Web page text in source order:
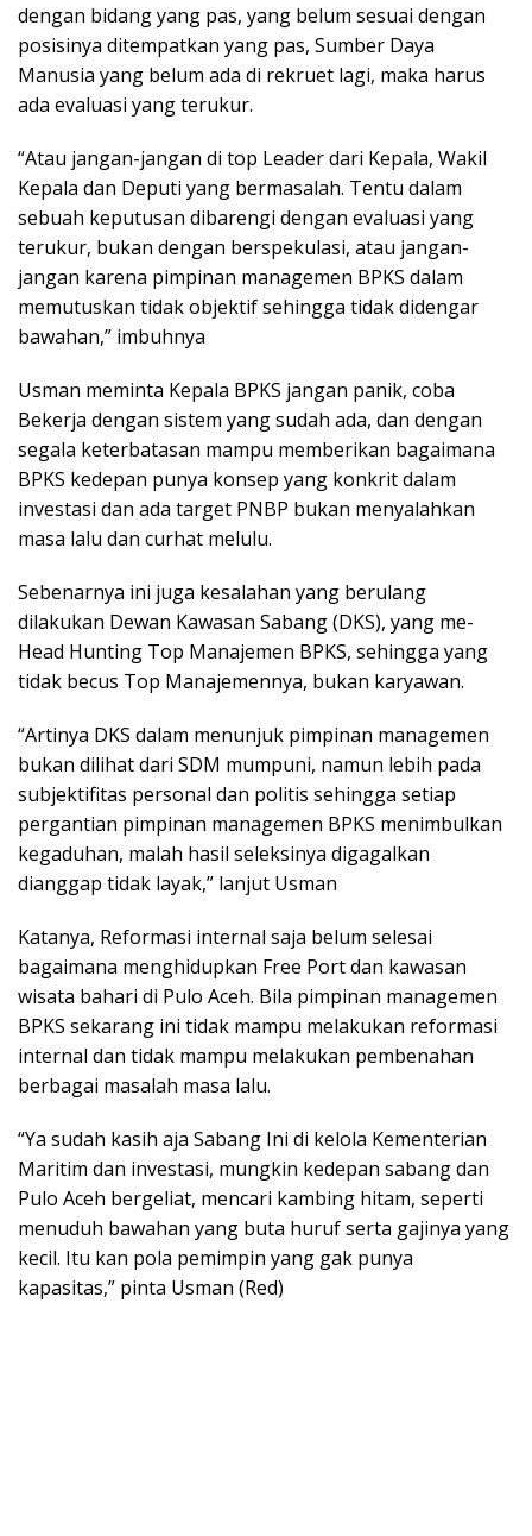
dengan bidang yang pas, yang belum sesuai dengan
posisinya ditempatkan yang pas, Sumber Daya
Manusia yang belum ada di rekruet lagi, maka harus
ada evaluasi yang terukur.
“Atau jangan-jangan di top Leader dari Kepala, Wakil
Kepala dan Deputi yang bermasalah. Tentu dalam
sebuah keputusan dibarengi dengan evaluasi yang
terukur, bukan dengan berspekulasi, atau jangan-
jangan karena pimpinan managemen BPKS dalam
memutuskan tidak objektif sehingga tidak didengar
bawahan,” imbuhnya
Usman meminta Kepala BPKS jangan panik, coba
Bekerja dengan sistem yang sudah ada, dan dengan
segala keterbatasan mampu memberikan bagaimana
BPKS kedepan punya konsep yang konkrit dalam
investasi dan ada target PNBP bukan menyalahkan
masa lalu dan curhat melulu.
Sebenarnya ini juga kesalahan yang berulang
dilakukan Dewan Kawasan Sabang (DKS), yang me-
Head Hunting Top Manajemen BPKS, sehingga yang
tidak becus Top Manajemennya, bukan karyawan.
“Artinya DKS dalam menunjuk pimpinan managemen
bukan dilihat dari SDM mumpuni, namun lebih pada
subjektifitas personal dan politis sehingga setiap
pergantian pimpinan managemen BPKS menimbulkan
kegaduhan, malah hasil seleksinya digagalkan
dianggap tidak layak,” lanjut Usman
Katanya, Reformasi internal saja belum selesai
bagaimana menghidupkan Free Port dan kawasan
wisata bahari di Pulo Aceh. Bila pimpinan managemen
BPKS sekarang ini tidak mampu melakukan reformasi
internal dan tidak mampu melakukan pembenahan
berbagai masalah masa lalu.
“Ya sudah kasih aja Sabang Ini di kelola Kementerian
Maritim dan investasi, mungkin kedepan sabang dan
Pulo Aceh bergeliat, mencari kambing hitam, seperti
menuduh bawahan yang buta huruf serta gajinya yang
kecil. Itu kan pola pemimpin yang gak punya
kapasitas,” pinta Usman (Red)